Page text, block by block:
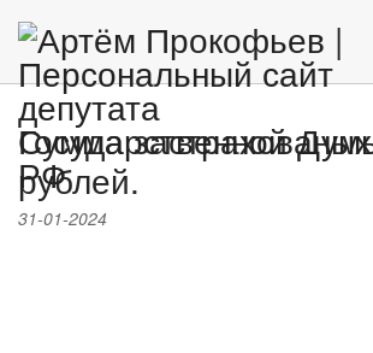
Сумма
рублей.
31-01-2024